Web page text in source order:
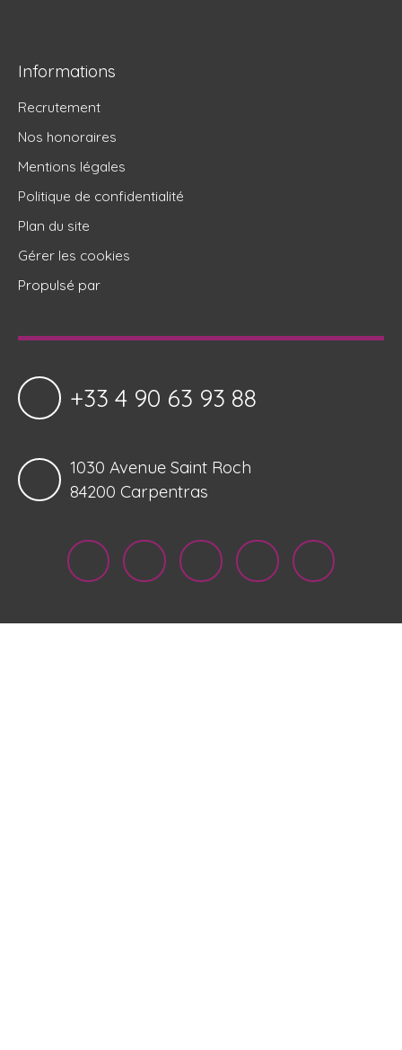
Informations
Recrutement
Nos honoraires
Mentions légales
Politique de confidentialité
Plan du site
Gérer les cookies
Propulsé par
+33 4 90 63 93 88
1030 Avenue Saint Roch
84200 Carpentras